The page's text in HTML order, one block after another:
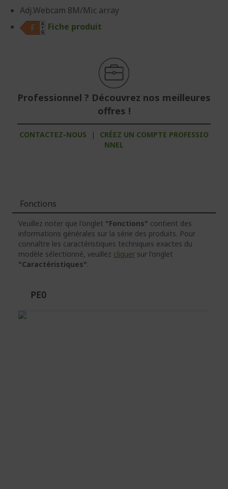
Adj.Webcam 8M/Mic array
Fiche produit
Professionnel ? Découvrez nos meilleures
offres !
CONTACTEZ-NOUS |
CRÉEZ UN COMPTE PROFESSIO
NNEL
Fonctions
Veuillez noter que l'onglet "Fonctions" contient des
informations générales sur la série des produits. Pour
connaître les caractéristiques techniques exactes du
modèle sélectionné, veuillez cliquer sur l'onglet
"Caractéristiques".